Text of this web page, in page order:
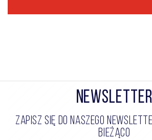
NEWSLETTER
ZAPISZ SIĘ DO NASZEGO
BIEŻĄCO